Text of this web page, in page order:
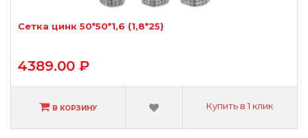
Сетка цинк 50*50*1,6 (1,8*25)
4389.00 ₽
В КОРЗИНУ Купить в 1 клик